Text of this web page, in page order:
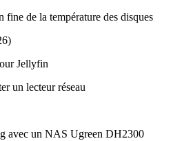
fine de la température des disques
Jellyfin
un lecteur réseau
avec un NAS Ugreen DH2300